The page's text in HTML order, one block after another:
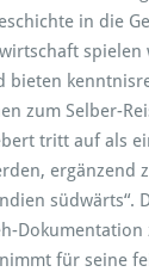
in die
spielen
bieten
zum Selber-
tritt auf als
südwärts“.
für seine